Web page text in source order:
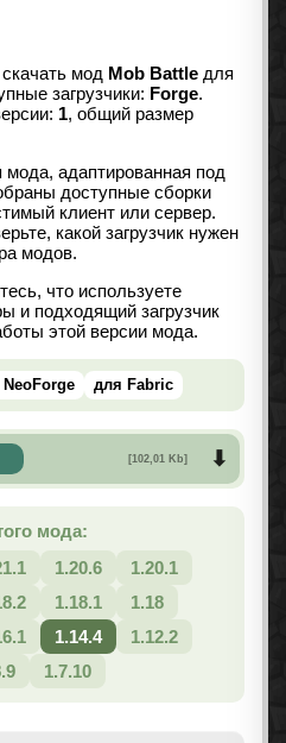
мод Mob Battle для
загрузчики: Forge.
1, общий размер
адаптированная под
доступные сборки
клиент или сервер.
какой загрузчик нужен
модов.
что используете
и подходящий загрузчик
этой версии мода.
для Fabric
[102,01 Kb]
мода:
1.20.6
1.20.1
1.18.1
1.18
1.14.4
1.12.2
1.7.10